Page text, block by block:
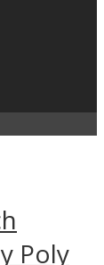
Poly